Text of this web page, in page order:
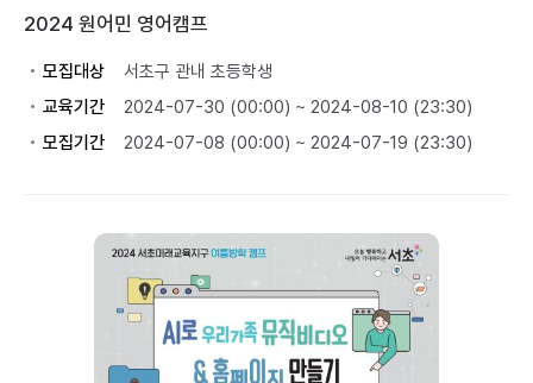
2024 원어민 영어캠프
모집대상
서초구 관내 초등학생
교육기간
2024-07-30 (00:00) ~ 2024-08-10 (23:30)
모집기간
2024-07-08 (00:00) ~ 2024-07-19 (23:30)